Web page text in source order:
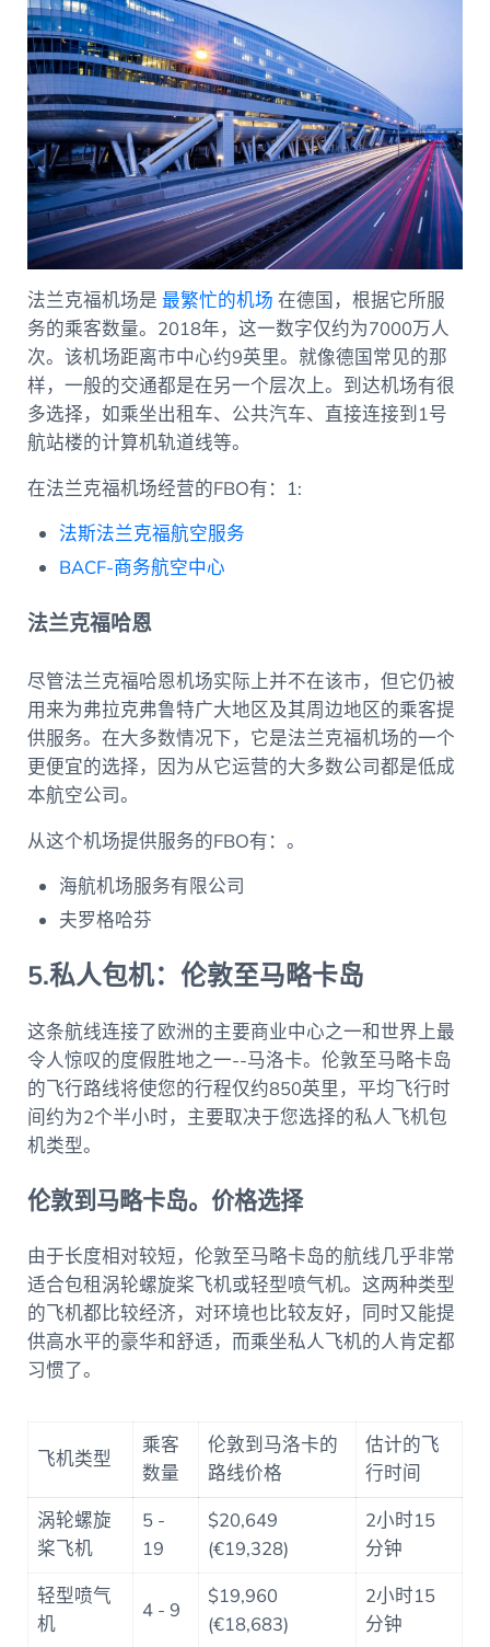
法兰克福机场是 最繁忙的机场 在德国，根据它所服
务的乘客数量。2018年，这一数字仅约为7000万人
次。该机场距离市中心约9英里。就像德国常见的那
样，一般的交通都是在另一个层次上。到达机场有很
多选择，如乘坐出租车、公共汽车、直接连接到1号
航站楼的计算机轨道线等。
在法兰克福机场经营的FBO有：1:
法斯法兰克福航空服务
BACF-商务航空中心
法兰克福哈恩
尽管法兰克福哈恩机场实际上并不在该市，但它仍被
用来为弗拉克弗鲁特广大地区及其周边地区的乘客提
供服务。在大多数情况下，它是法兰克福机场的一个
更便宜的选择，因为从它运营的大多数公司都是低成
本航空公司。
从这个机场提供服务的FBO有：。
海航机场服务有限公司
夫罗格哈芬
5.私人包机：伦敦至马略卡岛
这条航线连接了欧洲的主要商业中心之一和世界上最
令人惊叹的度假胜地之一--马洛卡。伦敦至马略卡岛
的飞行路线将使您的行程仅约850英里，平均飞行时
间约为2个半小时，主要取决于您选择的私人飞机包
机类型。
伦敦到马略卡岛。价格选择
由于长度相对较短，伦敦至马略卡岛的航线几乎非常
适合包租涡轮螺旋桨飞机或轻型喷气机。这两种类型
的飞机都比较经济，对环境也比较友好，同时又能提
供高水平的豪华和舒适，而乘坐私人飞机的人肯定都
习惯了。
飞机类型
乘客
数量
伦敦到马洛卡的
路线价格
估计的飞
行时间
涡轮螺旋
桨飞机
5 -
19
$20,649
(€19,328)
2小时15
分钟
轻型喷气
机
4 - 9
$19,960
(€18,683)
2小时15
分钟